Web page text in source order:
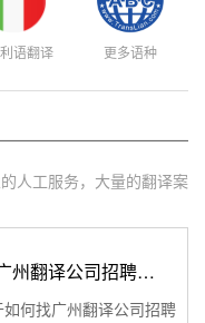
语翻译 更多语种
人工服务，大量的翻译案
州翻译公司招聘…
如何找广州翻译公司招聘